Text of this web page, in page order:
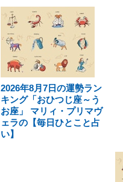
2026年8月7日の運勢ラン
キング「おひつじ座～う
お座」 マリィ・プリマヴ
ェラの【毎日ひとこと占
い】